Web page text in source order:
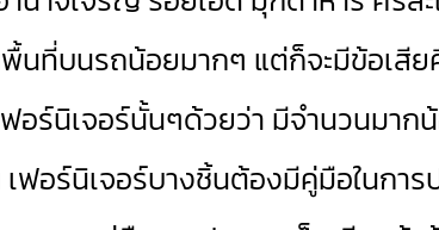
ที่บนรถน้อยมากๆ แต่ก็จะมีข้อเสีย
นิเจอร์นั้นๆด้วยว่า มีจำนวนมากน้
ฟอร์นิเจอร์บางชิ้นต้องมีคู่มือในกา